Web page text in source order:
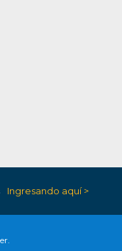
Ingresando aquí >